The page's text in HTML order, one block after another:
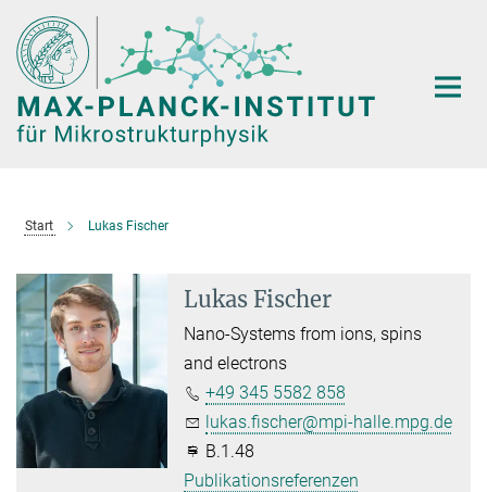
Hauptinhalt
Start Lukas Fischer
Lukas Fischer
Nano-Systems from ions, spins
and electrons
+49 345 5582 858
lukas.fischer@mpi-halle.mpg.de
B.1.48
Publikationsreferenzen